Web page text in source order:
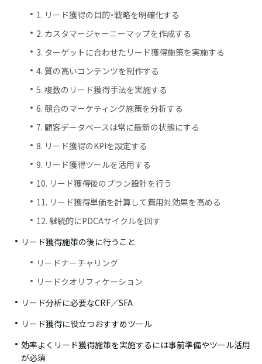
1. リード獲得の目的・戦略を明確化する
2. カスタマージャーニーマップを作成する
3. ターゲットに合わせたリード獲得施策を実施する
4. 質の高いコンテンツを制作する
5. 複数のリード獲得手法を実施する
6. 競合のマーケティング施策を分析する
7. 顧客データベースは常に最新の状態にする
8. リード獲得のKPIを設定する
9. リード獲得ツールを活用する
10. リード獲得後のプラン設計を行う
11. リード獲得単価を計算して費用対効果を高める
12. 継続的にPDCAサイクルを回す
リード獲得施策の後に行うこと
リードナーチャリング
リードクオリフィケーション
リード分析に必要なCRF／SFA
リード獲得に役立つおすすめツール
効率よくリード獲得施策を実施するには事前準備やツール活用
が必須